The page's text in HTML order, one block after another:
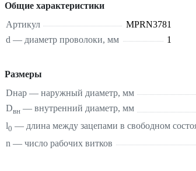
Общие характеристики
Артикул
MPRN3781
d — диаметр проволоки, мм
1
Размеры
Dнар — наружный диаметр, мм
Dвн — внутренний диаметр, мм
l0 — длина между зацепами в свободном
n — число рабочих витков